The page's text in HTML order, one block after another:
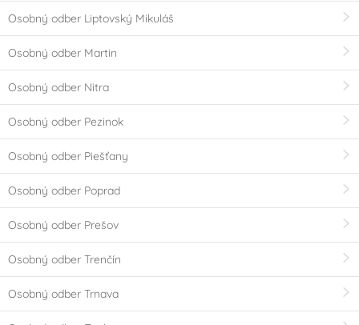
Osobný odber Liptovský Mikuláš
Osobný odber Martin
Osobný odber Nitra
Osobný odber Pezinok
Osobný odber Piešťany
Osobný odber Poprad
Osobný odber Prešov
Osobný odber Trenčín
Osobný odber Trnava